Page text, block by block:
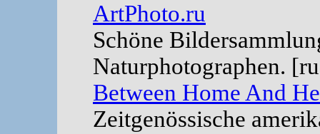
ArtPhoto.ru
Schöne
Naturphotographen.
Between Home And
Zeitgenössische